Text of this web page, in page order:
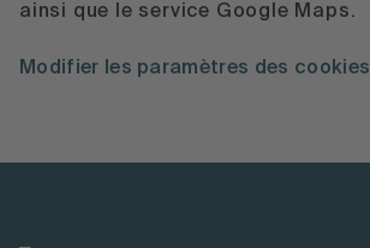
ainsi que le service Google Maps.
Modifier les paramètres des cookies